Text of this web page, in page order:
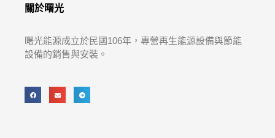
關於曙光
曙光能源成立於民國106年，專營再生能源設備與節能
設備的銷售與安裝。